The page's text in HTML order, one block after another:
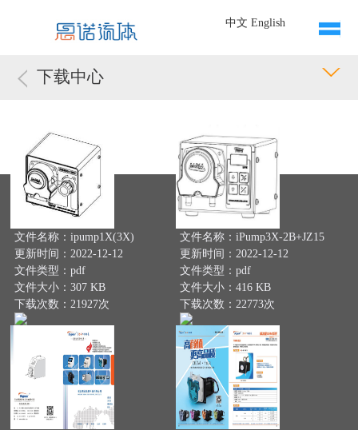
中文 English
下载中心
文件名称：ipump1X(3X)
更新时间：2022-12-12
文件类型：pdf
文件大小：307 KB
下载次数：21927次
文件名称：iPump3X-2B+JZ15
更新时间：2022-12-12
文件类型：pdf
文件大小：416 KB
下载次数：22773次